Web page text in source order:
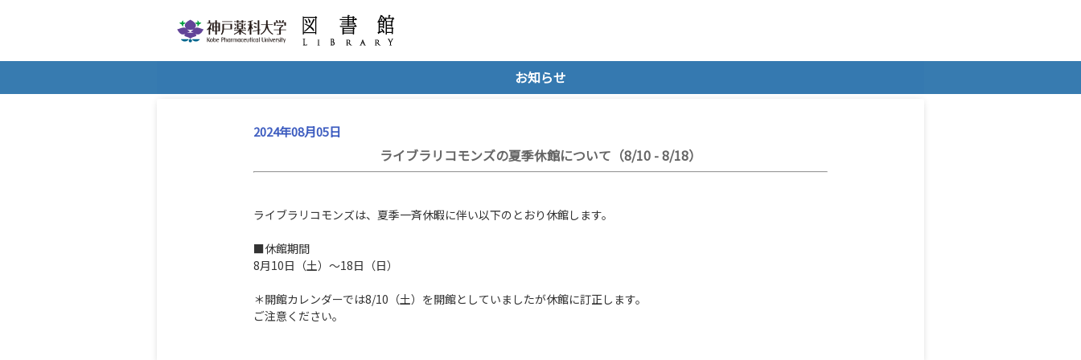
お知らせ
2024年08月05日
ライブラリコモンズの夏季休館について（8/10 - 8/18）
ライブラリコモンズは、夏季一斉休暇に伴い以下のとおり休館します。
■休館期間
8月10日（土）～18日（日）
＊開館カレンダーでは8/10（土）を開館としていましたが休館に訂正します。
ご注意ください。